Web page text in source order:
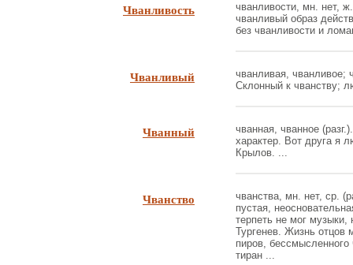
Чванливость
чванливости, мн. нет,
чванливый образ
без чванливости и
Чванливый
чванливая, чванливое;
Склонный к чванству;
Чванный
чванная, чванное
характер. Вот друга я
Крылов. ...
Чванство
чванства, мн. нет, ср.
пустая,
терпеть не мог музыки,
Тургенев. Жизнь отцов
пиров, бессмысленного
тиран ...